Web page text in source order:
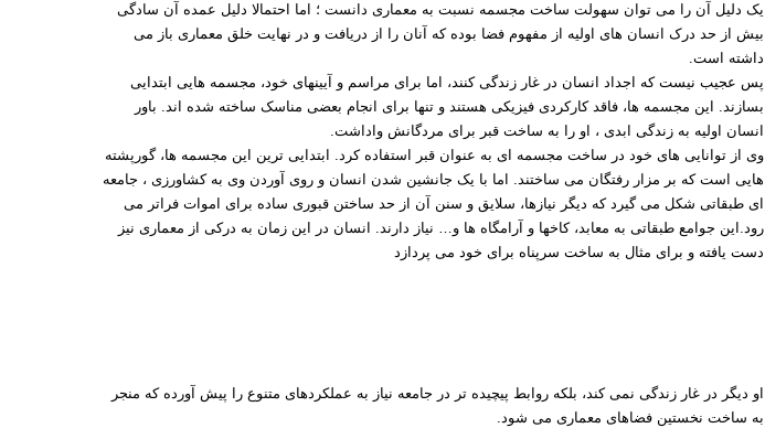
یک دلیل آن را می توان سهولت ساخت مجسمه نسبت به معماری دانست ؛ اما احتمالا دلیل عمده آن سادگی
بیش از حد درک انسان های اولیه از مفهوم فضا بوده که آنان را از دریافت و در نهایت خلق معماری باز می
داشته است.
پس عجیب نیست که اجداد انسان در غار زندگی کنند، اما برای مراسم و آیینهای خود، مجسمه هایی ابتدایی
بسازند. این مجسمه ها، فاقد کارکردی فیزیکی هستند و تنها برای انجام بعضی مناسک ساخته شده اند. باور
انسان اولیه به زندگی ابدی ، او را به ساخت قبر برای مردگانش واداشت.
وی از توانایی های خود در ساخت مجسمه ای به عنوان قبر استفاده کرد. ابتدایی ترین این مجسمه ها، گورپشته
هایی است که بر مزار رفتگان می ساختند. اما با یک جانشین شدن انسان و روی آوردن وی به کشاورزی ، جامعه
ای طبقاتی شکل می گیرد که دیگر نیازها، سلایق و سنن آن از حد ساختن قبوری ساده برای اموات فراتر می
رود.این جوامع طبقاتی به معابد، کاخها و آرامگاه ها و… نیاز دارند. انسان در این زمان به درکی از معماری نیز
دست یافته و برای مثال به ساخت سرپناه برای خود می پردازد
او دیگر در غار زندگی نمی کند، بلکه روابط پیچیده تر در جامعه نیاز به عملکردهای متنوع را پیش آورده که منجر
به ساخت نخستین فضاهای معماری می شود.